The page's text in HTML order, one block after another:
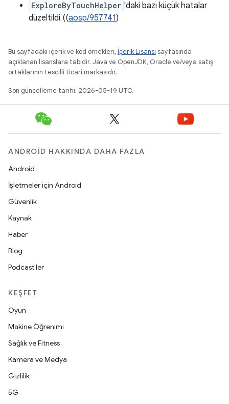
ExploreByTouchHelper 'daki bazı küçük hatalar
düzeltildi ((aosp/957741)
Bu sayfadaki içerik ve kod örnekleri, İçerik Lisansı sayfasında
açıklanan lisanslara tabidir. Java ve OpenJDK, Oracle ve/veya satış
ortaklarının tescilli ticari markasıdır.
Son güncelleme tarihi: 2026-05-19 UTC.
ANDROID HAKKINDA DAHA FAZLA
Android
İşletmeler için Android
Güvenlik
Kaynak
Haber
Blog
Podcast'ler
KEŞFET
Oyun
Makine Öğrenimi
Sağlık ve Fitness
Kamera ve Medya
Gizlilik
5G